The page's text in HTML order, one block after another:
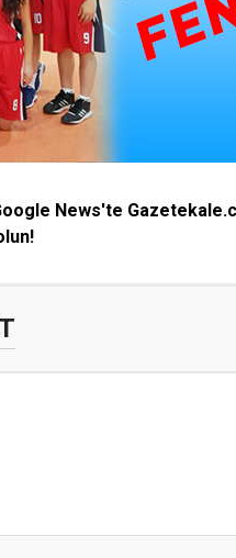
News'te